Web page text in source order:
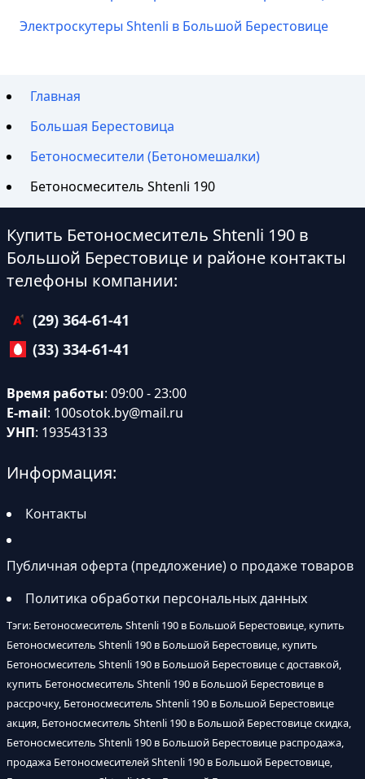
Электроскутеры Shtenli в Большой Берестовице
Главная
Большая Берестовица
Бетоносмесители (Бетономешалки)
Бетоносмеситель Shtenli 190
Купить Бетоносмеситель Shtenli 190 в
Большой Берестовице и районе контакты
телефоны компании:
(29) 364-61-41
(33) 334-61-41
Время работы: 09:00 - 23:00
E-mail: 100sotok.by@mail.ru
УНП: 193543133
Информация:
Контакты
Публичная оферта (предложение) о продаже товаров
Политика обработки персональных данных
Тэги: Бетоносмеситель Shtenli 190 в Большой Берестовице, купить
Бетоносмеситель Shtenli 190 в Большой Берестовице, купить
Бетоносмеситель Shtenli 190 в Большой Берестовице с доставкой,
купить Бетоносмеситель Shtenli 190 в Большой Берестовице в
рассрочку, Бетоносмеситель Shtenli 190 в Большой Берестовице
акция, Бетоносмеситель Shtenli 190 в Большой Берестовице скидка,
Бетоносмеситель Shtenli 190 в Большой Берестовице распродажа,
продажа Бетоносмесителей Shtenli 190 в Большой Берестовице,